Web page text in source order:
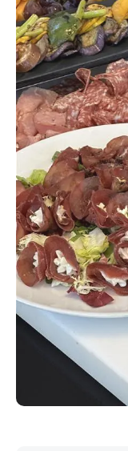
花香洇染：我到
挺符合我们的预
以我们直接预定
船票价格四千多
a342615：可以住
咨询，多谢了。